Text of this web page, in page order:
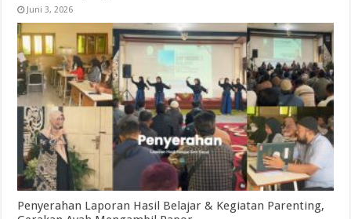
Juni 3, 2026
Penyerahan Laporan Hasil Belajar & Kegiatan Parenting,